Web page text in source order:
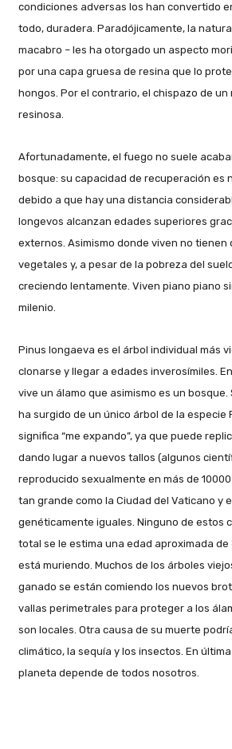
condiciones adversas los han convertido
todo, duradera. Paradójicamente, la
macabro – les ha otorgado un aspecto
por una capa gruesa de resina que lo
hongos. Por el contrario, el chispazo de
resinosa.
Afortunadamente, el fuego no suele
bosque: su capacidad de recuperación es
debido a que hay una distancia
longevos alcanzan edades superiores
externos. Asimismo donde viven no
vegetales y, a pesar de la pobreza del
creciendo lentamente. Viven piano piano
milenio.
Pinus longaeva es el árbol individual más
clonarse y llegar a edades inverosímiles.
vive un álamo que asimismo es un
ha surgido de un único árbol de la
significa “me expando”, ya que puede
dando lugar a nuevos tallos (algunos
reproducido sexualmente en más de
tan grande como la Ciudad del Vaticano y
genéticamente iguales. Ninguno de estos
total se le estima una edad aproximada
está muriendo. Muchos de los árboles
ganado se están comiendo los nuevos
vallas perimetrales para proteger a los
son locales. Otra causa de su muerte
climático, la sequía y los insectos. En
planeta depende de todos nosotros.